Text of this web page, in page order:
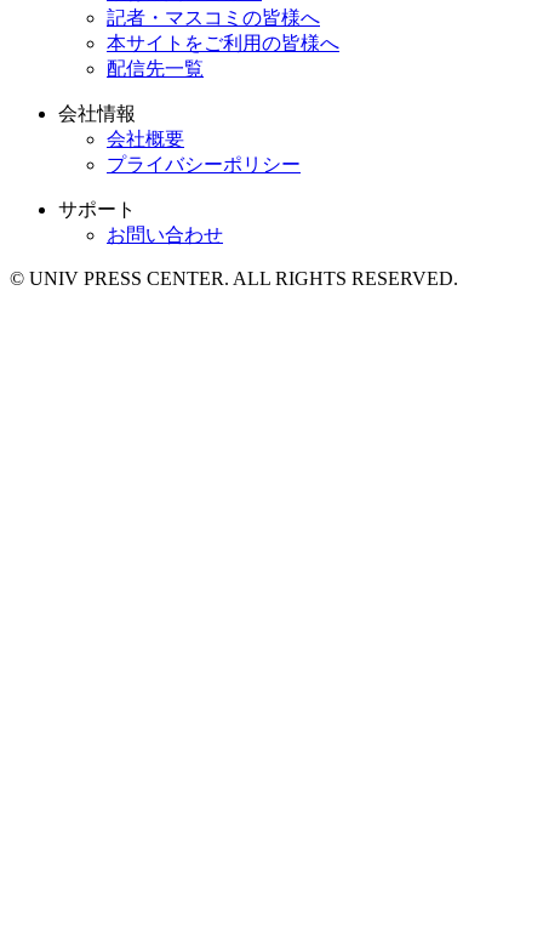
記者・マスコミの皆様へ
本サイトをご利用の皆様へ
配信先一覧
会社情報
会社概要
プライバシーポリシー
サポート
お問い合わせ
© UNIV PRESS CENTER. ALL RIGHTS RESERVED.